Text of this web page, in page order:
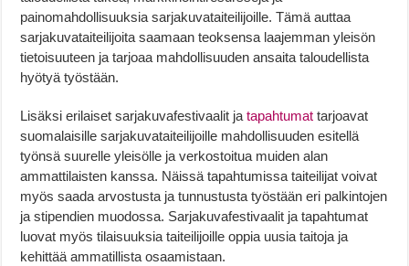
painomahdollisuuksia sarjakuvataiteilijoille. Tämä auttaa
sarjakuvataiteilijoita saamaan teoksensa laajemman yleisön
tietoisuuteen ja tarjoaa mahdollisuuden ansaita taloudellista
hyötyä työstään.
Lisäksi erilaiset sarjakuvafestivaalit jatapahtumat tarjoavat
suomalaisille sarjakuvataiteilijoille mahdollisuuden esitellä
työnsä suurelle yleisölle ja verkostoitua muiden alan
ammattilaisten kanssa. Näissä tapahtumissa taiteilijat voivat
myös saada arvostusta ja tunnustusta työstään eri palkintojen
ja stipendien muodossa. Sarjakuvafestivaalit ja tapahtumat
luovat myös tilaisuuksia taiteilijoille oppia uusia taitoja ja
kehittää ammatillista osaamistaan.